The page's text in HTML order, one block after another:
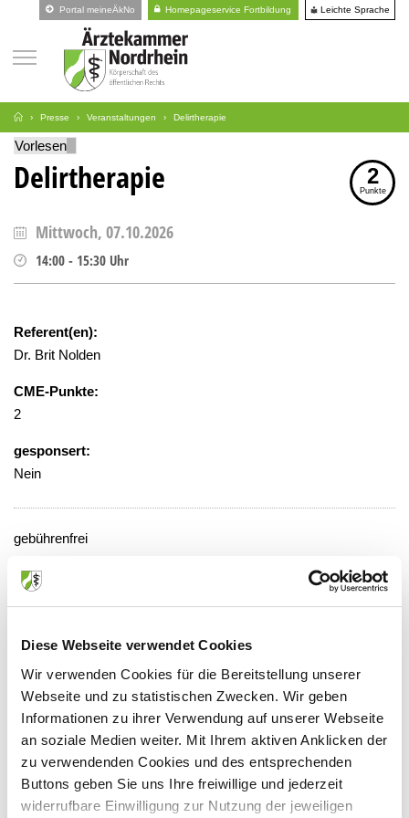
Diese Webseite verwendet Cookies
Wir verwenden Cookies für die Bereitstellung unserer
Webseite und zu statistischen Zwecken. Wir geben
Informationen zu ihrer Verwendung auf unserer Webseite
an soziale Medien weiter. Mit Ihrem aktiven Anklicken der
zu verwendenden Cookies und des entsprechenden
Buttons geben Sie uns Ihre freiwillige und jederzeit
widerrufbare Einwilligung zur Nutzung der jeweiligen
Portal meineÄkNo Homepageservice Fortbildung Leichte Sprache
Presse Veranstaltungen Delirtherapie
Vorlesen
Delirtherapie 2
Punkte
Mittwoch, 07.10.2026
14:00 - 15:30 Uhr
Referent(en):
Dr. Brit Nolden
CME-Punkte:
2
gesponsert:
Nein
gebührenfrei
Veranstaltungsort:
Anbieter:
Alexianer-Krankenhaus GmbH
Ansprechpartner: